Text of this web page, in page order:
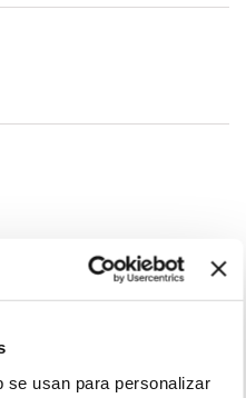
se usan para personalizar